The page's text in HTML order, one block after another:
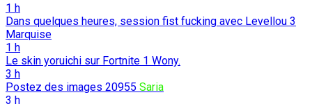
1 h
Dans quelques heures, session fist fucking avec Levellou 3
Marquise
1 h
Le skin yoruichi sur Fortnite 1 Wony.
3 h
Postez des images 20955 Saria
3 h